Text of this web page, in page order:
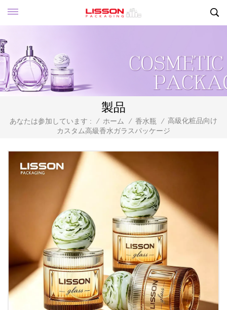
製品
あなたは参加しています : / ホーム / 香水瓶 /
高級化粧品向け
カスタム高級香水ガラスパッケージ